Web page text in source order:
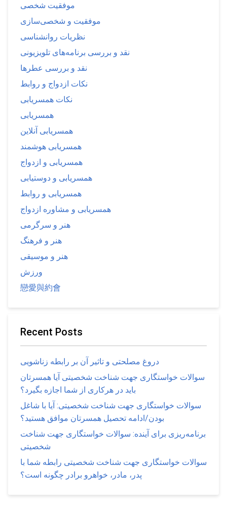
موفقیت شخصی
موفقیت و شخصی‌سازی
نظریات روانشناسی
نقد و بررسی برنامه‌های تلویزیونی
نقد و بررسی عطرها
نکات ازدواج و روابط
نکات همسریابی
همسریابی
همسریابی آنلاین
همسریابی هوشمند
همسریابی و ازدواج
همسریابی و دوستیابی
همسریابی و روابط
همسریابی و مشاوره ازدواج
هنر و سرگرمی
هنر و فرهنگ
هنر و موسیقی
ورزش
戀愛與約會
Recent Posts
دروغ مصلحتی و تاثیر آن بر رابطه زناشویی
سوالات خواستگاری جهت شناخت شخصیتی آیا همسرتان
باید در هرکاری از شما اجازه بگیرد؟
سوالات خواستگاری جهت شناخت شخصیتی: آیا با شاغل
بودن/ادامه تحصیل همسرتان موافق هستید؟
برنامه‌ریزی برای آینده: سوالات خواستگاری جهت شناخت
شخصیتی
سوالات خواستگاری جهت شناخت شخصیتی رابطه شما با
پدر، مادر، خواهرو برادر چگونه است؟